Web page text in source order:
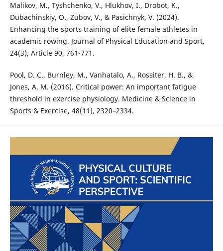
Malikov, M., Tyshchenko, V., Hlukhov, I., Drobot, K.,
Dubachinskiy, O., Zubov, V., & Pasichnyk, V. (2024).
Enhancing the sports training of elite female athletes in
academic rowing. Journal of Physical Education and Sport,
24(3), Article 90, 761-771.
Pool, D. C., Burnley, M., Vanhatalo, A., Rossiter, H. B., &
Jones, A. M. (2016). Critical power: An important fatigue
threshold in exercise physiology. Medicine & Science in
Sports & Exercise, 48(11), 2320–2334.